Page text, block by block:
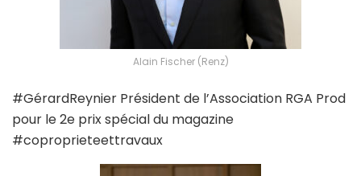
Alain Fischer (Renz)
#GérardReynier Président de l’Association RGA Prod
pour le 2e prix spécial du magazine
#coproprieteettravaux